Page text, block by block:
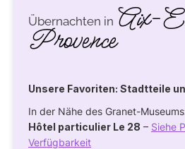
Übernachten in Aix-
Provence
Unsere Favoriten: Stadtteile
In der Nähe des Granet-
Hôtel particulier Le 28 – Siehe
Verfügbarkeit